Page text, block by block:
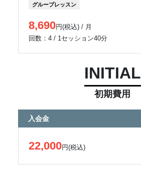
グループレッスン
8,690円(税込) / 月
回数：4 / 1セッション40分
INITIAL
初期費用
入会金
22,000円(税込)